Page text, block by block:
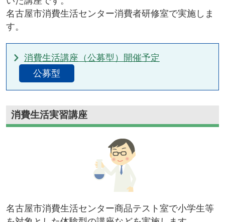
名古屋市消費生活センター消費者研修室で実施しま
す。
消費生活講座（公募型）開催予定
公募型
消費生活実習講座
名古屋市消費生活センター商品テスト室で小学生等